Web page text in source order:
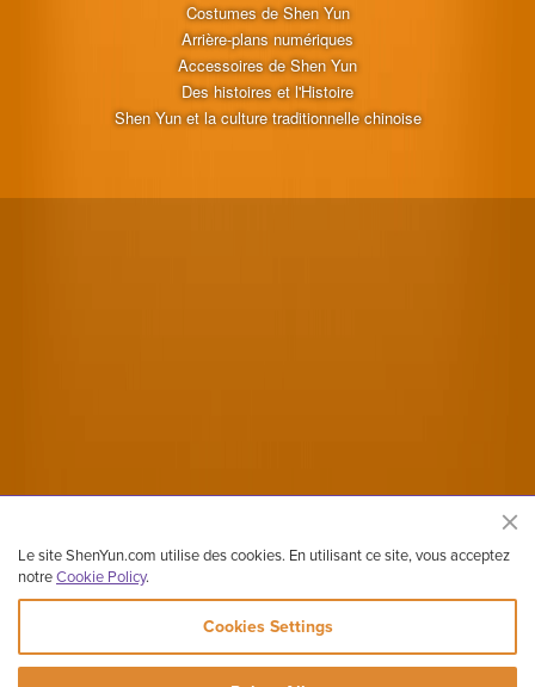
Costumes de Shen Yun
Arrière-plans numériques
Accessoires de Shen Yun
Des histoires et l'Histoire
Shen Yun et la culture traditionnelle chinoise
Site officiel de Shen Yun Performing Arts
Le site ShenYun.com utilise des cookies. En utilisant ce site, vous acceptez
notreCookie Policy.
Cookies Settings